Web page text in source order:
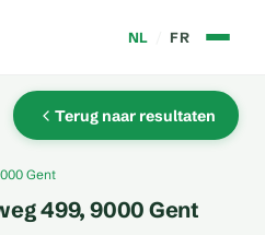
NL FR
Terug naar resultaten
Gent
499, 9000 Gent